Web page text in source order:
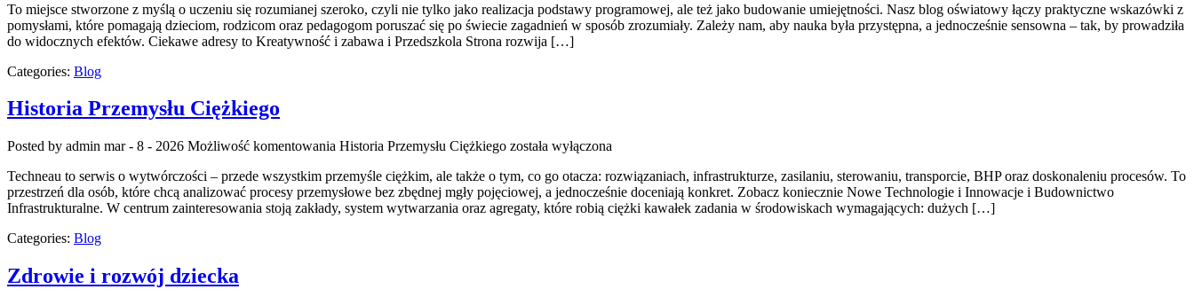
To miejsce stworzone z myślą o uczeniu się rozumianej szeroko, czyli nie tylko jako realizacja podstawy programowej, ale też jako budowanie umiejętności. Nasz blog oświatowy łączy praktyczne wskazówki z
pomysłami, które pomagają dzieciom, rodzicom oraz pedagogom poruszać się po świecie zagadnień w sposób zrozumiały. Zależy nam, aby nauka była przystępna, a jednocześnie sensowna – tak, by prowadziła
do widocznych efektów. Ciekawe adresy to Kreatywność i zabawa i Przedszkola Strona rozwija […]
Categories: Blog
Historia Przemysłu Ciężkiego
Posted by admin mar - 8 - 2026 Możliwość komentowania Historia Przemysłu Ciężkiego została wyłączona
Techneau to serwis o wytwórczości – przede wszystkim przemyśle ciężkim, ale także o tym, co go otacza: rozwiązaniach, infrastrukturze, zasilaniu, sterowaniu, transporcie, BHP oraz doskonaleniu procesów. To
przestrzeń dla osób, które chcą analizować procesy przemysłowe bez zbędnej mgły pojęciowej, a jednocześnie doceniają konkret. Zobacz koniecznie Nowe Technologie i Innowacje i Budownictwo
Infrastrukturalne. W centrum zainteresowania stoją zakłady, system wytwarzania oraz agregaty, które robią ciężki kawałek zadania w środowiskach wymagających: dużych […]
Categories: Blog
Zdrowie i rozwój dziecka